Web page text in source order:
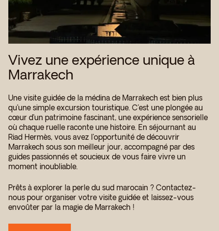
Vivez une expérience unique à
Marrakech
Une visite guidée de la médina de Marrakech est bien plus
qu’une simple excursion touristique. C’est une plongée au
cœur d’un patrimoine fascinant, une expérience sensorielle
où chaque ruelle raconte une histoire. En séjournant au
Riad Hermès, vous avez l’opportunité de découvrir
Marrakech sous son meilleur jour, accompagné par des
guides passionnés et soucieux de vous faire vivre un
moment inoubliable.
Prêts à explorer la perle du sud marocain ? Contactez-
nous pour organiser votre visite guidée et laissez-vous
envoûter par la magie de Marrakech !